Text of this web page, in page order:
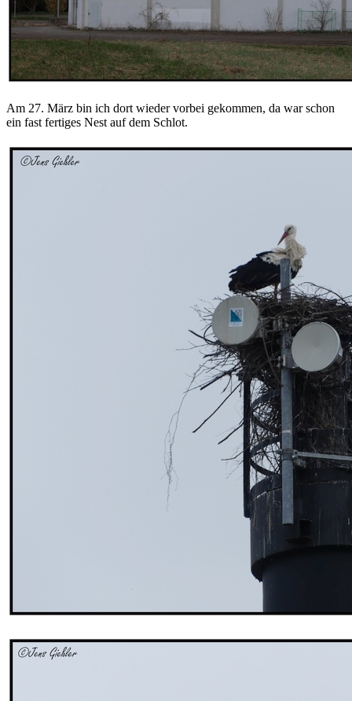
Am 27. März bin ich dort wieder vorbei gekommen, da war schon
ein fast fertiges Nest auf dem Schlot.